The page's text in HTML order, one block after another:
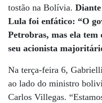
tostão na Bolívia.
Lula foi enfático: “O
Petrobras, mas ela tem
seu acionista
Na terça-feira 6,
ao lado do ministro
Carlos Villegas.